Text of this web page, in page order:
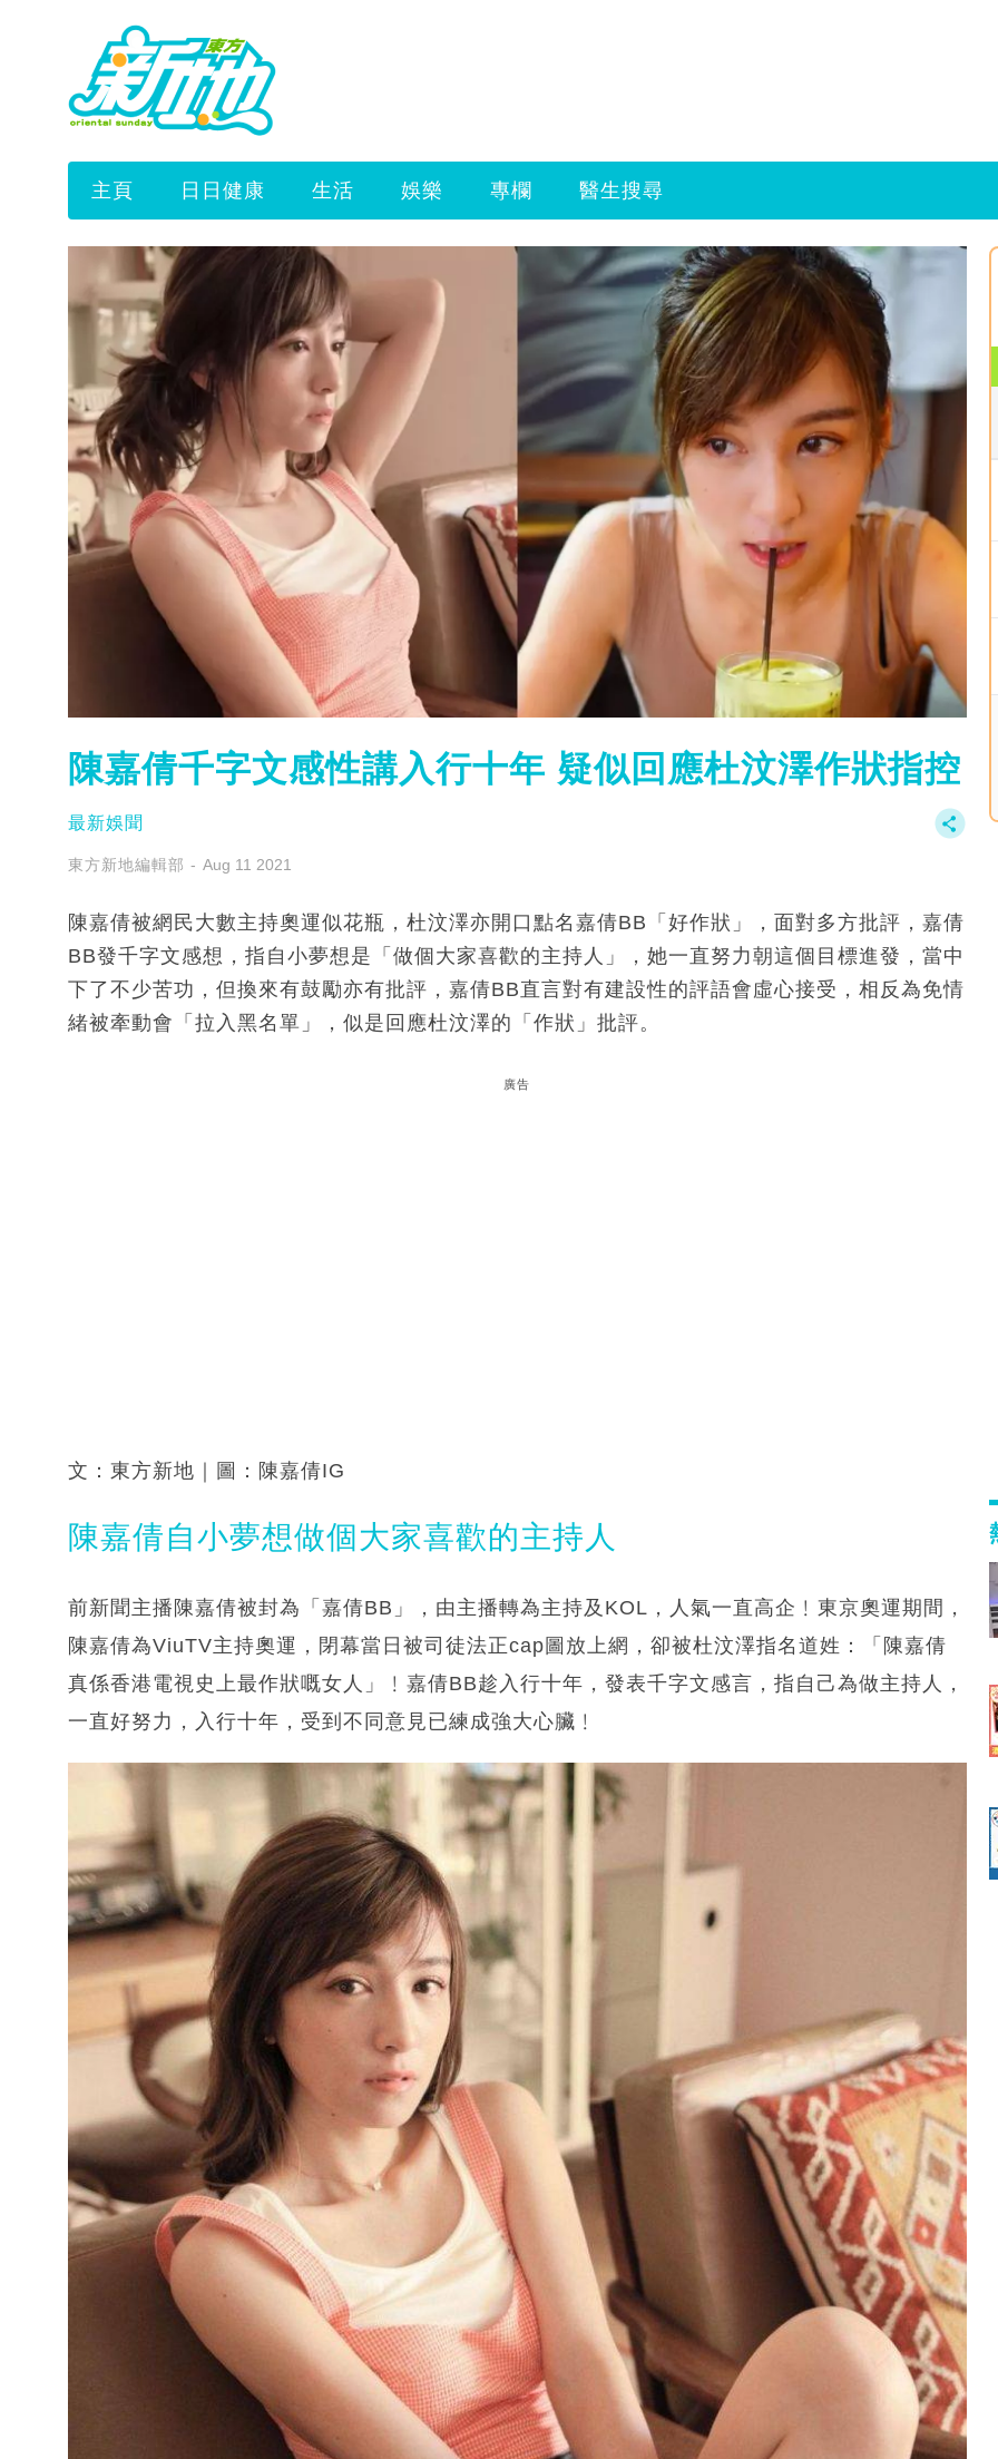
主頁 日日健康 生活 娛樂 專欄 醫生搜尋
陳嘉倩千字文感性講入行十年 疑似回應杜汶澤作狀指控
最新娛聞
東方新地編輯部 Aug 11 2021
陳嘉倩被網民大數主持奧運似花瓶，杜汶澤亦開口點名嘉倩BB「好作狀」，面對多方批評，嘉倩
BB發千字文感想，指自小夢想是「做個大家喜歡的主持人」，她一直努力朝這個目標進發，當中
下了不少苦功，但換來有鼓勵亦有批評，嘉倩BB直言對有建設性的評語會虛心接受，相反為免情
緒被牽動會「拉入黑名單」，似是回應杜汶澤的「作狀」批評。
廣告
文：東方新地｜圖：陳嘉倩IG
陳嘉倩自小夢想做個大家喜歡的主持人
前新聞主播陳嘉倩被封為「嘉倩BB」，由主播轉為主持及KOL，人氣一直高企﹗東京奧運期間，
陳嘉倩為ViuTV主持奧運，閉幕當日被司徒法正cap圖放上網，卻被杜汶澤指名道姓：「陳嘉倩
真係香港電視史上最作狀嘅女人」﹗嘉倩BB趁入行十年，發表千字文感言，指自己為做主持人，
一直好努力，入行十年，受到不同意見已練成強大心臟﹗